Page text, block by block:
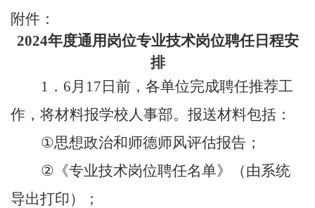
附件：
2024年度通用岗位专业技术岗位聘任日程安
排
1 ． 6月 17 日前，各单位完成聘任推荐工
作，将材料报学校人事部。报送材料包括：
①思想政治和师德师风评估报告；
② 《专业技术岗位聘任名单》（由系统
导出打印）；